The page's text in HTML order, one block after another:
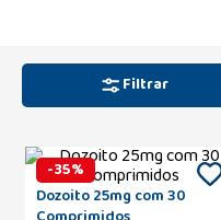
Filtrar
-35%
Dozoito 25mg com 30